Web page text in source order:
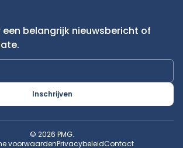
belangrijk nieuwsbericht of
Inschrijven
© 2026 PMG.
voorwaardenPrivacybeleidContact